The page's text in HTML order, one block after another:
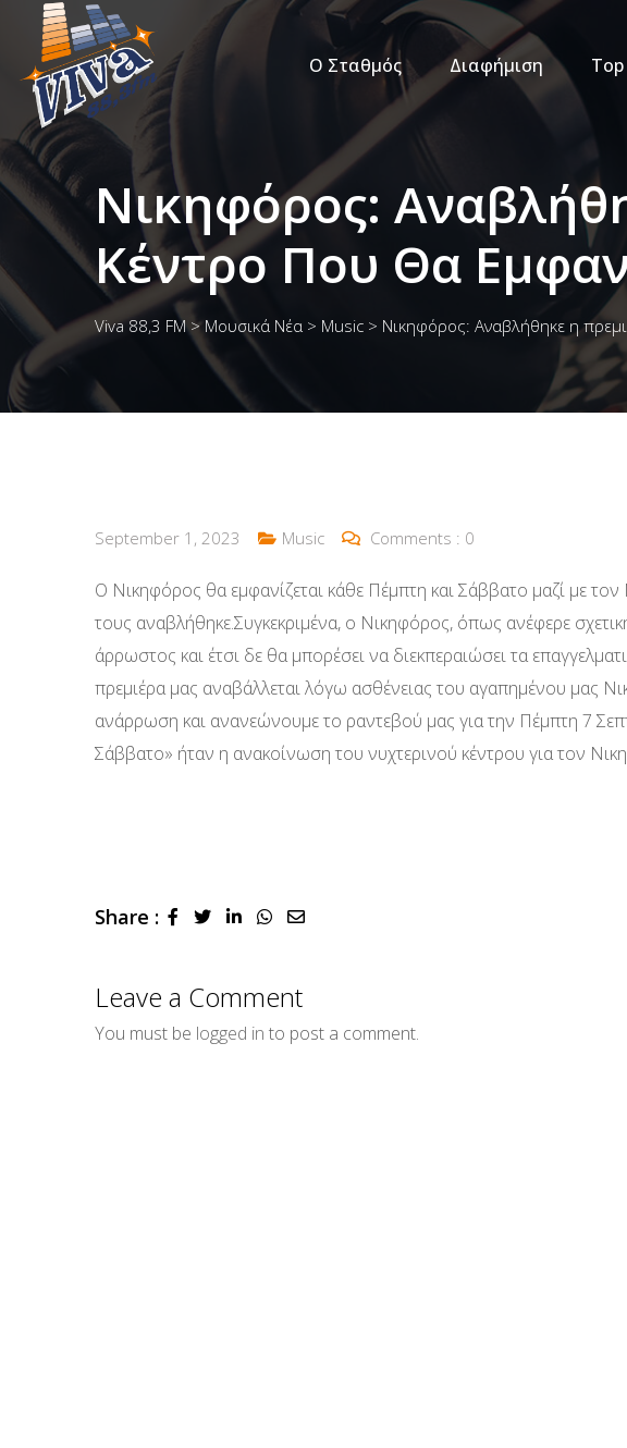
Ο Σταθμός Διαφήμιση Top
Νικηφόρος:
Κέντρο Που Θα
Viva 88,3 FM> Μουσικά Νέα > Music > Νικηφόρος: Αναβλήθηκε η
September 1, 2023 Music Comments : 0
Ο Νικηφόρος θα εμφανίζεται κάθε Πέμπτη και Σάββατο μαζί με
τους αναβλήθηκε.Συγκεκριμένα, ο Νικηφόρος, όπως ανέφερε
άρρωστος και έτσι δε θα μπορέσει να διεκπεραιώσει τα
πρεμιέρα μας αναβάλλεται λόγω ασθένειας του αγαπημένου μας
ανάρρωση και ανανεώνουμε το ραντεβού μας για την Πέμπτη 7
Σάββατο» ήταν η ανακοίνωση του νυχτερινού κέντρου για τον
Share : LinkedInWhatsapp
Share
Leave a Comment
You must be logged in to post a comment.